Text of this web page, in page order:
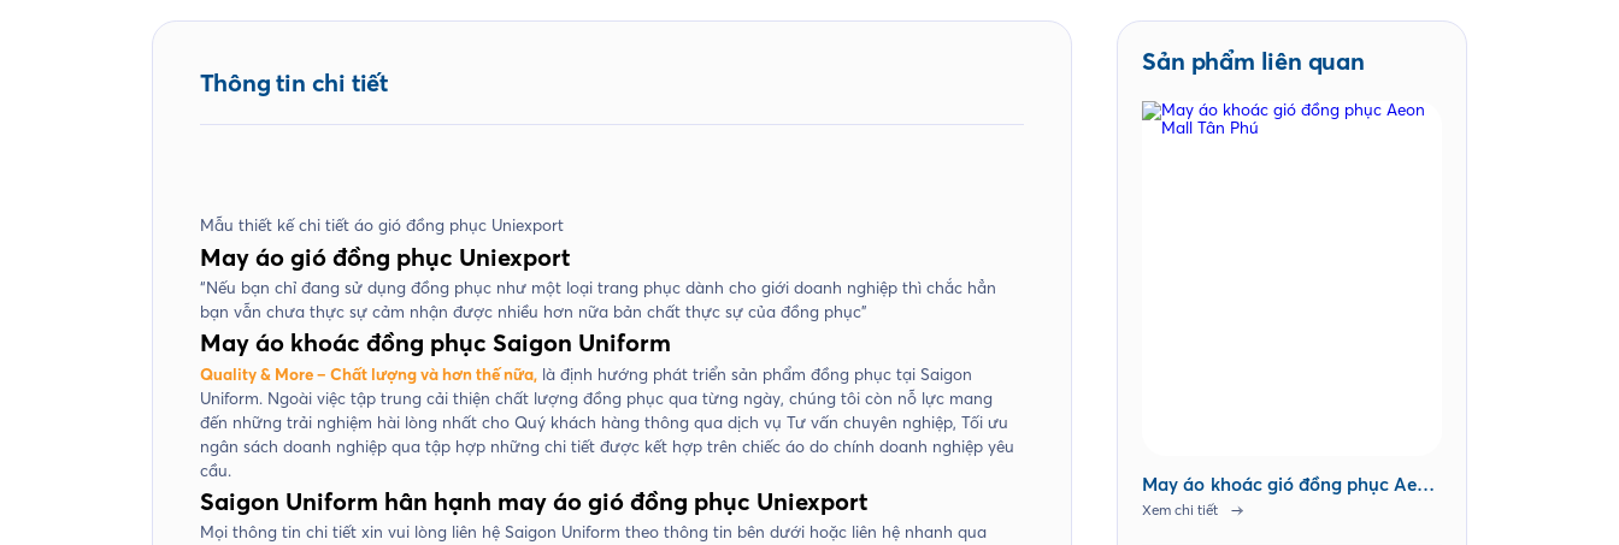
Thông tin chi tiết
Mẫu thiết kế chi tiết áo gió đồng phục Uniexport
May áo gió đồng phục Uniexport
“Nếu bạn chỉ đang sử dụng đồng phục như một loại trang phục dành cho giới doanh nghiệp thì chắc hẳn
bạn vẫn chưa thực sự cảm nhận được nhiều hơn nữa bản chất thực sự của đồng phục”
May áo khoác đồng phục Saigon Uniform
Quality & More – Chất lượng và hơn thế nữa,là định hướng phát triển sản phẩm đồng phục tại Saigon
Uniform. Ngoài việc tập trung cải thiện chất lượng đồng phục qua từng ngày, chúng tôi còn nỗ lực mang
đến những trải nghiệm hài lòng nhất cho Quý khách hàng thông qua dịch vụ Tư vấn chuyên nghiệp, Tối ưu
ngân sách doanh nghiệp qua tập hợp những chi tiết được kết hợp trên chiếc áo do chính doanh nghiệp yêu
cầu.
Saigon Uniform hân hạnh may áo gió đồng phục Uniexport
Mọi thông tin chi tiết xin vui lòng liên hệ Saigon Uniform theo thông tin bên dưới hoặc liên hệ nhanh qua
Sản phẩm liên quan
May áo khoác gió đồng phục Aeon
Mall Tân Phú
Xem chi tiết